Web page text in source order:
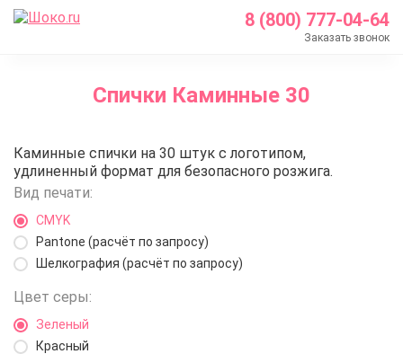
8 (800) 777-04-64
Заказать звонок
Каталог
Спички Каминные 30
Спички Каминные 30
Спички Каминные 30
Каминные спички на 30 штук с логотипом,
удлиненный формат для безопасного розжига.
Вид печати:
CMYK
Pantone (расчёт по запросу)
Шелкография (расчёт по запросу)
Цвет серы:
Зеленый
Красный